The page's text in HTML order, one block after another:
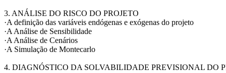
3. ANÁLISE DO RISCO DO PROJETO
·A definição das variáveis endógenas e exógenas do projeto
·A Análise de Sensibilidade
·A Análise de Cenários
·A Simulação de Montecarlo
4. DIAGNÓSTICO DA SOLVABILIDADE PREVISIONAL DO